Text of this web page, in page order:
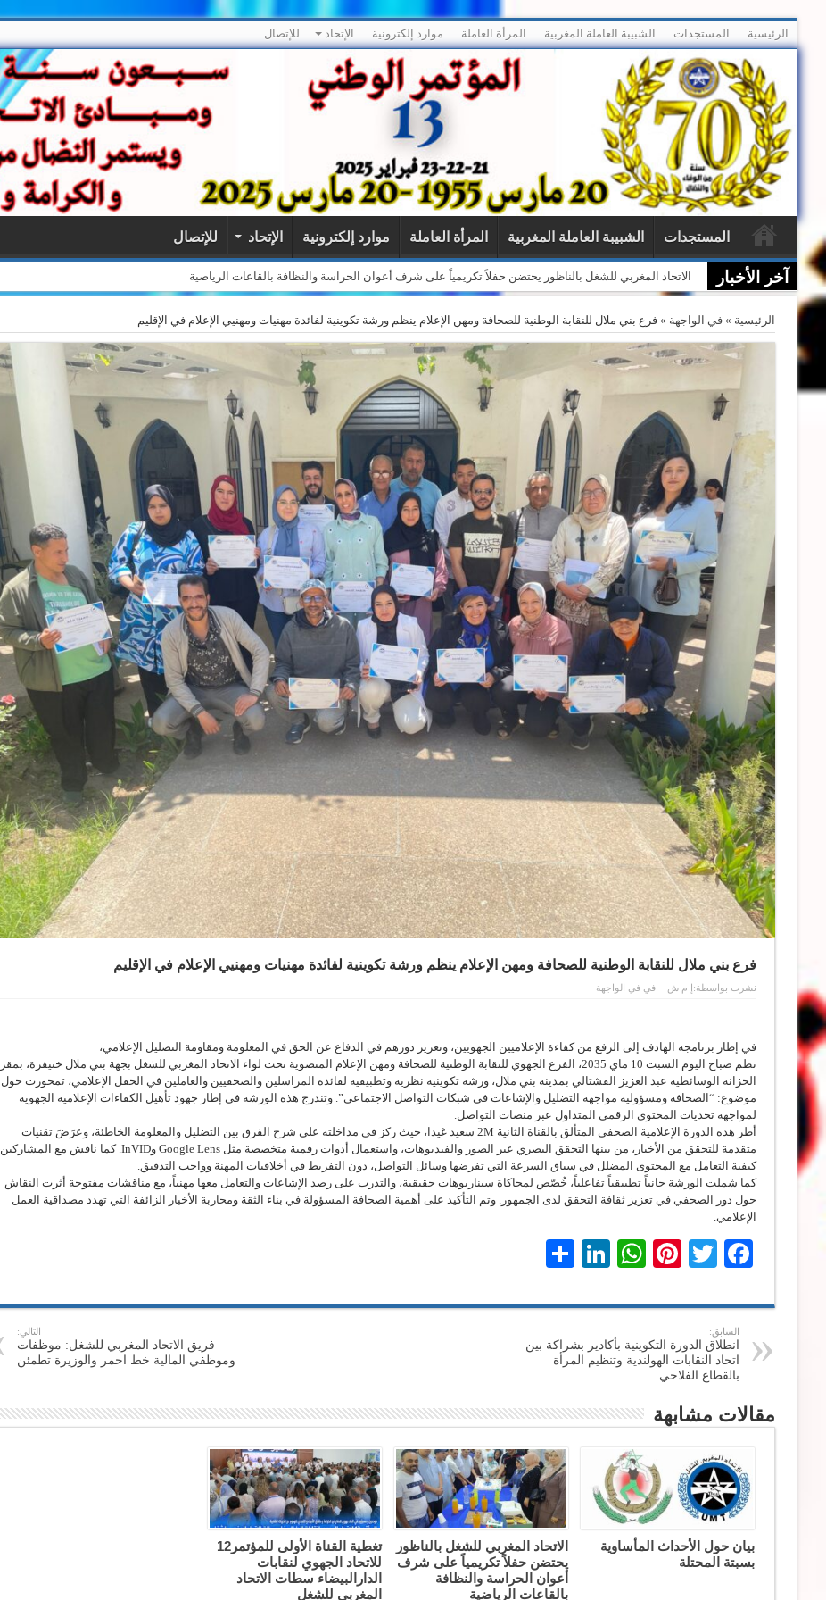
الرئيسية المستجدات الشبيبة العاملة المغربية المرأة العاملة موارد إلكترونية الإتحاد للإتصال
المستجدات الشبيبة العاملة المغربية المرأة العاملة موارد إلكترونية الإتحاد للإتصال
آخر الأخبار الاتحاد المغربي للشغل بالناظور يحتضن حفلاً تكريمياً على شرف أعوان الحراسة والنظافة بالقاعات الرياضية
الرئيسية » في الواجهة » فرع بني ملال للنقابة الوطنية للصحافة ومهن الإعلام ينظم ورشة تكوينية لفائدة مهنيات ومهنيي الإعلام في الإقليم
فرع بني ملال للنقابة الوطنية للصحافة ومهن الإعلام ينظم ورشة تكوينية لفائدة مهنيات ومهنيي الإعلام في الإقليم
نشرت بواسطة: إ م ش في في الواجهة
في إطار برنامجه الهادف إلى الرفع من كفاءة الإعلاميين الجهويين، وتعزيز دورهم في الدفاع عن الحق في المعلومة ومقاومة التضليل الإعلامي،
نظم صباح اليوم السبت 10 ماي 2035، الفرع الجهوي للنقابة الوطنية للصحافة ومهن الإعلام المنضوية تحت لواء الاتحاد المغربي للشغل بجهة بني ملال خنيفرة، بمقر
الخزانة الوسائطية عبد العزيز القشتالي بمدينة بني ملال، ورشة تكوينية نظرية وتطبيقية لفائدة المراسلين والصحفيين والعاملين في الحقل الإعلامي، تمحورت حول
موضوع: “الصحافة ومسؤولية مواجهة التضليل والإشاعات في شبكات التواصل الاجتماعي”. وتندرج هذه الورشة في إطار جهود تأهيل الكفاءات الإعلامية الجهوية
لمواجهة تحديات المحتوى الرقمي المتداول عبر منصات التواصل.
أطر هذه الدورة الإعلامية الصحفي المتألق بالقناة الثانية 2M سعيد غيدا، حيث ركز في مداخلته على شرح الفرق بين التضليل والمعلومة الخاطئة، وعرَضَ تقنيات
متقدمة للتحقق من الأخبار، من بينها التحقق البصري عبر الصور والفيديوهات، واستعمال أدوات رقمية متخصصة مثل Google Lens وInVID. كما ناقش مع المشاركين
كيفية التعامل مع المحتوى المضلل في سياق السرعة التي تفرضها وسائل التواصل، دون التفريط في أخلاقيات المهنة وواجب التدقيق.
كما شملت الورشة جانباً تطبيقياً تفاعلياً، خُصّص لمحاكاة سيناريوهات حقيقية، والتدرب على رصد الإشاعات والتعامل معها مهنياً، مع مناقشات مفتوحة أثرت النقاش
حول دور الصحفي في تعزيز ثقافة التحقق لدى الجمهور. وتم التأكيد على أهمية الصحافة المسؤولة في بناء الثقة ومحاربة الأخبار الزائفة التي تهدد مصداقية العمل
الإعلامي.
Facebook
Twitter
Pinterest
WhatsApp
LinkedIn
السابق:
انطلاق الدورة التكوينية بأكادير بشراكة بين
اتحاد النقابات الهولندية وتنظيم المرأة
بالقطاع الفلاحي
التالي:
فريق الاتحاد المغربي للشغل: موظفات
وموظفي المالية خط احمر والوزيرة تطمئن
مقالات مشابهة
بيان حول الأحداث المأساوية
بسبتة المحتلة
الاتحاد المغربي للشغل بالناظور
يحتضن حفلاً تكريمياً على شرف
أعوان الحراسة والنظافة
بالقاعات الرياضية
تغطية القناة الأولى للمؤتمر12
للاتحاد الجهوي لنقابات
الدارالبيضاء سطات الاتحاد
المغربي للشغل